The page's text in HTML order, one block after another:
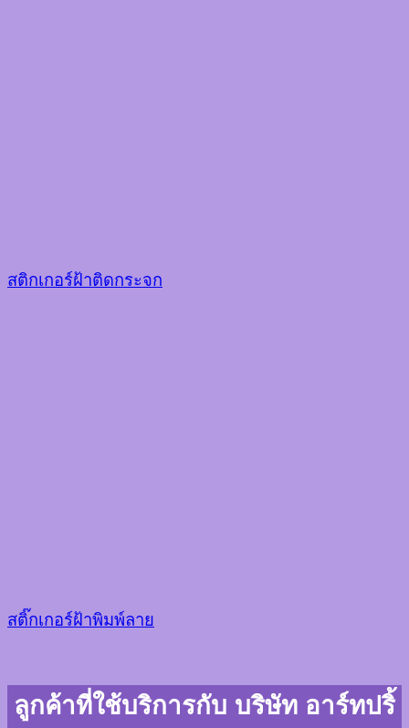
สติกเกอร์ฝ้าติดกระจก
สติ๊กเกอร์ฝ้าพิมพ์ลาย
ลูกค้าที่ใช้บริการกับ บริษัท อาร์ทปริ้